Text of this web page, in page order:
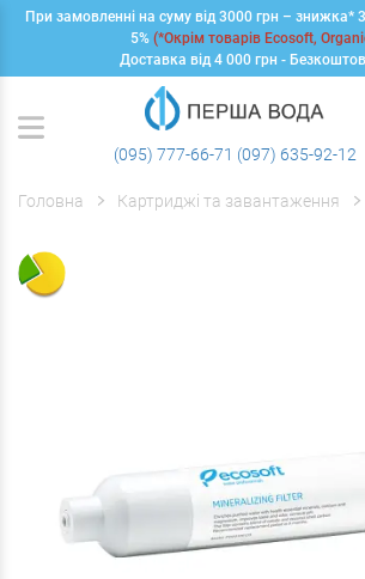
При замовленні на суму від 3000 грн – знижка*
5% (*Окрім товарів Ecosoft,
Доставка від 4 000 грн -
(095) 777-66-71 (097) 635-92-12
Головна Картриджі та завантаження